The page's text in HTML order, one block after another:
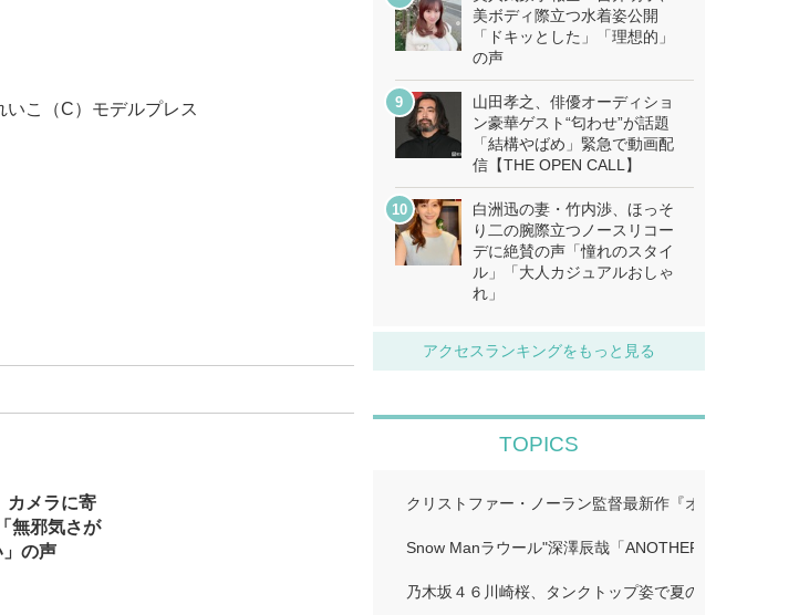
いこ（C）モデルプレス
カメラに寄
無邪気さが
の声
美ボディ際立つ水着姿公開
「ドキッとした」「理想的」
の声
山田孝之、俳優オーディショ
ン豪華ゲスト“匂わせ”が話題
「結構やばめ」緊急で動画配
信【THE OPEN CALL】
白洲迅の妻・竹内渉、ほっそ
り二の腕際立つノースリコー
デに絶賛の声「憧れのスタイ
ル」「大人カジュアルおしゃ
れ」
アクセスランキングをもっと見る
TOPICS
クリストファー・ノーラン監督最新作『オデュッセイ
Snow Manラウール"深澤辰哉「ANOTHER SKY」…
乃木坂４６川崎桜、タンクトップ姿で夏のワンシーン